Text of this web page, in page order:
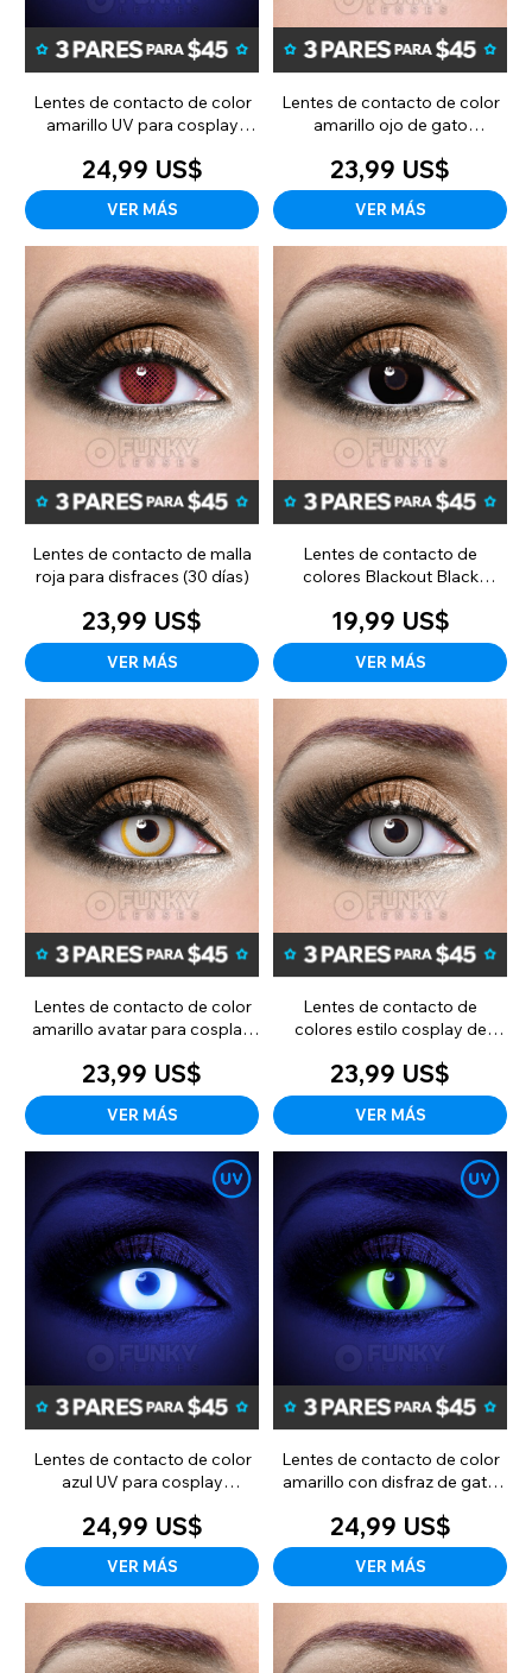
Lentes de contacto de color
amarillo UV para cosplay
24,99 US$
VER MÁS
Lentes de contacto de color
amarillo ojo de gato
23,99 US$
VER MÁS
Lentes de contacto de malla
roja para disfraces (30 días)
23,99 US$
VER MÁS
Lentes de contacto de
colores Blackout Black
19,99 US$
VER MÁS
Lentes de contacto de color
amarillo avatar para cosplay
23,99 US$
VER MÁS
Lentes de contacto de
colores estilo cosplay de
23,99 US$
VER MÁS
Lentes de contacto de color
azul UV para cosplay
24,99 US$
VER MÁS
Lentes de contacto de color
amarillo con disfraz de gato
24,99 US$
VER MÁS